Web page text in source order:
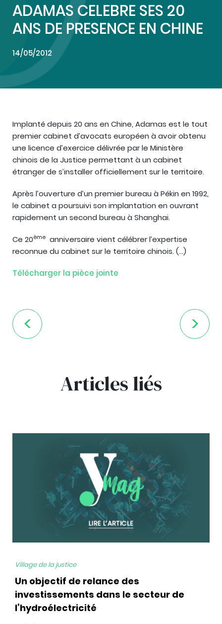
ADAMAS CELEBRE SES 20
ANS DE PRESENCE EN CHINE
14/05/2012
Implanté depuis 20 ans en Chine, Adamas est le tout
premier cabinet d’avocats européen à avoir obtenu
une licence d’exercice délivrée par le Ministère
chinois de la Justice permettant à un cabinet
étranger de s’installer officiellement sur le territoire.
Après l’ouverture d’un premier bureau à Pékin en 1992,
le cabinet a poursuivi son implantation en ouvrant
rapidement un second bureau à Shanghai.
Ce 20ème anniversaire vient célébrer l’expertise
reconnue du cabinet sur le territoire chinois. (…)
Télécharger la pièce jointe
Articles liés
Village de la justice
Un objectif de relance des
investissements dans le secteur de
l’hydroélectricité